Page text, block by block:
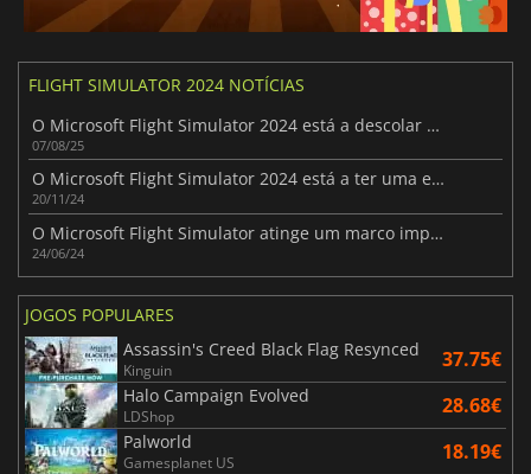
FLIGHT SIMULATOR 2024 NOTÍCIAS
O Microsoft Flight Simulator 2024 está a descolar para o mundo jurássico
07/08/25
O Microsoft Flight Simulator 2024 está a ter uma estreia difícil
20/11/24
O Microsoft Flight Simulator atinge um marco importante
24/06/24
JOGOS POPULARES
Assassin's Creed Black Flag Resynced
Kinguin 37.75€
Halo Campaign Evolved
LDShop 28.68€
Palworld
Gamesplanet US 18.19€